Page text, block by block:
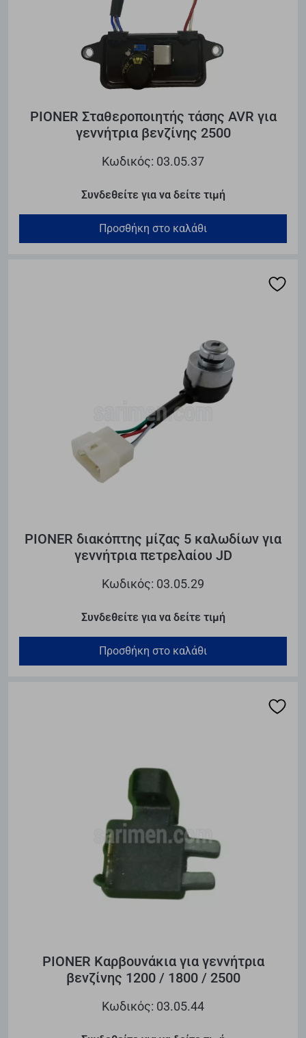
PIONER Σταθεροποιητής τάσης AVR για
γεννήτρια βενζίνης 2500
Κωδικός: 03.05.37
Συνδεθείτε για να δείτε τιμή
Προσθήκη στο καλάθι
PIONER διακόπτης μίζας 5 καλωδίων για
γεννήτρια πετρελαίου JD
Κωδικός: 03.05.29
Συνδεθείτε για να δείτε τιμή
Προσθήκη στο καλάθι
PIONER Καρβουνάκια για γεννήτρια
βενζίνης 1200 / 1800 / 2500
Κωδικός: 03.05.44